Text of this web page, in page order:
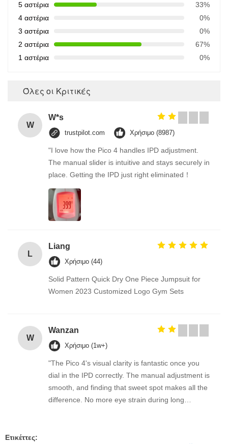
5 αστέρια
33%
4 αστέρια
0%
3 αστέρια
0%
2 αστέρια
67%
1 αστέρια
0%
Όλες οι Κριτικές
W
W*s
trustpilot.com Χρήσιμο (8987)
"I love how the Pico 4 handles IPD adjustment.
The manual slider is intuitive and stays securely in
place. Getting the IPD just right eliminated！
L
Liang
Χρήσιμο (44)
Solid Pattern Quick Dry One Piece Jumpsuit for
Women 2023 Customized Logo Gym Sets
W
Wanzan
Χρήσιμο (1w+)
"The Pico 4's visual clarity is fantastic once you
dial in the IPD correctly. The manual adjustment is
smooth, and finding that sweet spot makes all the
difference. No more eye strain during long
Ετικέττες: